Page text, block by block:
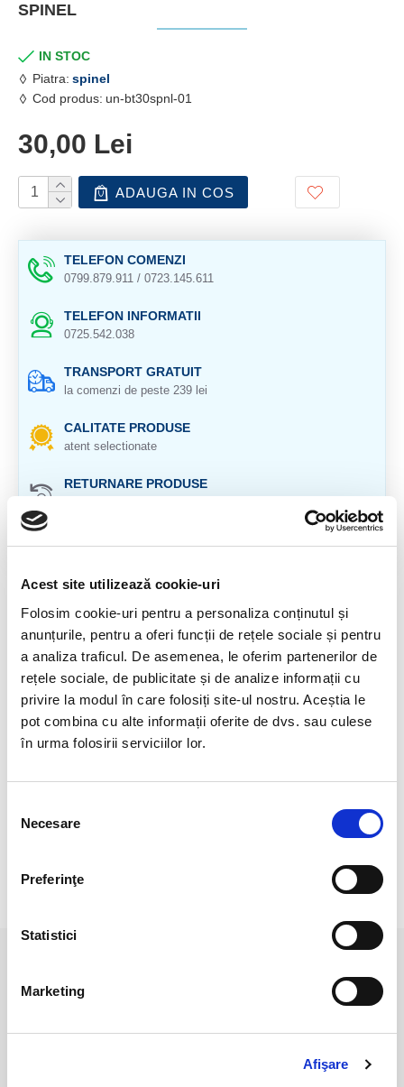
Acest site utilizează cookie-uri
Folosim cookie-uri pentru a personaliza conținutul și
anunțurile, pentru a oferi funcții de rețele sociale și pentru
a analiza traficul. De asemenea, le oferim partenerilor de
rețele sociale, de publicitate și de analize informații cu
privire la modul în care folosiți site-ul nostru. Aceștia le
pot combina cu alte informații oferite de dvs. sau culese
în urma folosirii serviciilor lor.
consimțământului
Necesare
Preferinţe
Statistici
Marketing
Afişare
SPINEL
IN STOC
Piatra: spinel
Cod produs: un-bt30spnl-01
30,00 Lei
ADAUGA IN COS
TELEFON COMENZI
0799.879.911 / 0723.145.611
TELEFON INFORMATII
0725.542.038
TRANSPORT GRATUIT
la comenzi de peste 239 lei
CALITATE PRODUSE
atent selectionate
RETURNARE PRODUSE
Origine: Burma
Cristal natural 100%
Forma bruta, neslefuita
Cristal unicat.
dumneavoastra.